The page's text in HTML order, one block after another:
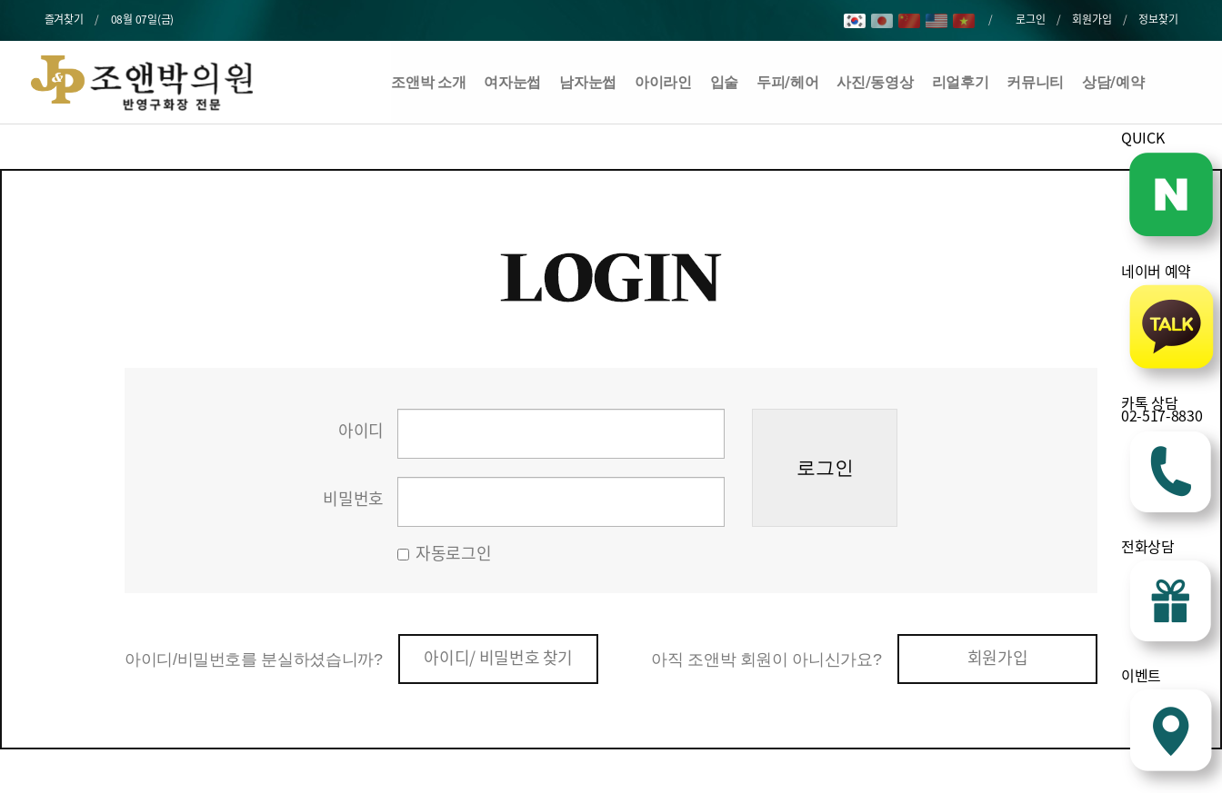
QUICK
네이버 예약
카톡 상담
02-517-8830
전화상담
이벤트
즐겨찾기 08월 07일(금) 로그인 회원가입 정보찾기
조앤박 소개 여자눈썹 남자눈썹 아이라인 입술 두피/헤어 사진/동영상 리얼후기 커뮤니티 상담/예약
아이디
비밀번호
자동로그인
로그인
아이디/비밀번호를 분실하셨습니까? 아이디/ 비밀번호 찾기 아직 조앤박 회원이 아니신가요? 회원가입